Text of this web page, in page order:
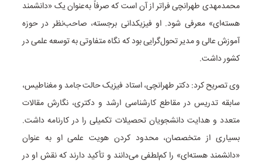
محمدمهدی طهرانچی فراتر از آن است که صرفاً به‌عنوان یک «دانشمند
هسته‌ای» معرفی شود. او فیزیکدانی برجسته، صاحب‌نظر در حوزه
آموزش عالی و مدیر تحول‌گرایی بود که نگاه متفاوتی به توسعه علمی در
کشور داشت.
وی تصریح کرد: دکتر طهرانچی، استاد فیزیک حالت جامد و مغناطیس،
سابقه تدریس در مقاطع کارشناسی ارشد و دکتری، نگارش مقالات
متعدد و هدایت دانشجویان تحصیلات تکمیلی را در کارنامه داشت.
بسیاری از متخصصان، محدود کردن هویت علمی او به عنوان
«دانشمند هسته‌ای» را کم‌لطفی می‌دانند و تأکید دارند که نقش او در